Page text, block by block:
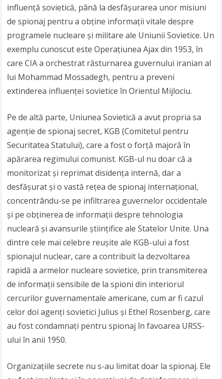
influență sovietică, până la desfășurarea unor misiuni
de spionaj pentru a obține informații vitale despre
programele nucleare și militare ale Uniunii Sovietice. Un
exemplu cunoscut este Operațiunea Ajax din 1953, în
care CIA a orchestrat răsturnarea guvernului iranian al
lui Mohammad Mossadegh, pentru a preveni
extinderea influenței sovietice în Orientul Mijlociu.
Pe de altă parte, Uniunea Sovietică a avut propria sa
agenție de spionaj secret, KGB (Comitetul pentru
Securitatea Statului), care a fost o forță majoră în
apărarea regimului comunist. KGB-ul nu doar că a
monitorizat și reprimat disidența internă, dar a
desfășurat și o vastă rețea de spionaj internațional,
concentrându-se pe infiltrarea guvernelor occidentale
și pe obținerea de informații despre tehnologia
nucleară și avansurile științifice ale Statelor Unite. Una
dintre cele mai celebre reușite ale KGB-ului a fost
spionajul nuclear, care a contribuit la dezvoltarea
rapidă a armelor nucleare sovietice, prin transmiterea
de informații sensibile de la spioni din interiorul
cercurilor guvernamentale americane, cum ar fi cazul
celor doi agenți sovietici Julius și Ethel Rosenberg, care
au fost condamnați pentru spionaj în favoarea URSS-
ului în anii 1950.
Organizațiile secrete nu s-au limitat doar la spionaj. Ele